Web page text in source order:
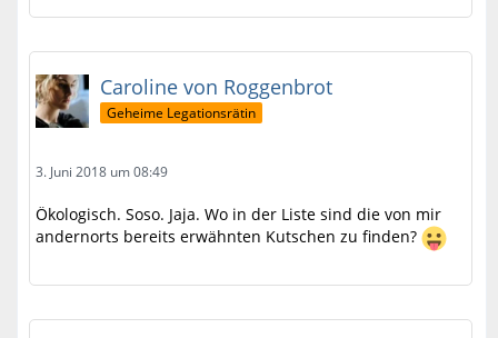
Caroline von Roggenbrot
Geheime Legationsrätin
3. Juni 2018 um 08:49
Ökologisch. Soso. Jaja. Wo in der Liste sind die von mir
andernorts bereits erwähnten Kutschen zu finden?